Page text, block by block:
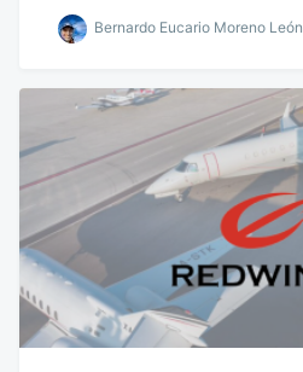
Bernardo Eucario Moreno León